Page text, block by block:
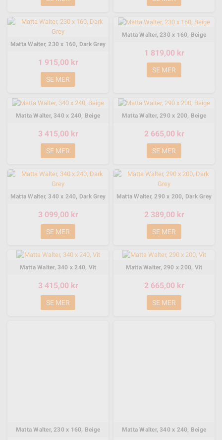
Matta Walter, 230 x 160, Dark Grey
1 915,00 kr
SE MER
Matta Walter, 230 x 160, Beige
1 819,00 kr
SE MER
Matta Walter, 340 x 240, Beige
3 415,00 kr
SE MER
Matta Walter, 290 x 200, Beige
2 665,00 kr
SE MER
Matta Walter, 340 x 240, Dark Grey
3 099,00 kr
SE MER
Matta Walter, 290 x 200, Dark Grey
2 389,00 kr
SE MER
Matta Walter, 340 x 240, Vit
3 415,00 kr
SE MER
Matta Walter, 290 x 200, Vit
2 665,00 kr
SE MER
Matta Walter, 230 x 160, Beige Matta Walter, 340 x 240, Beige